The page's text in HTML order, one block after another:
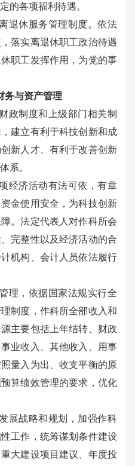
的各项福利待遇。
退休服务管理制度。依法
落实离退休职工政治待遇
职工发挥作用，为党的事
与资产管理
政制度和上级部门相关制
建立有利于科技创新和成
新人才、有利于改善创新
系。
经济活动有法可依，有章
金使用安全，为科技创新
。法定代表人对作科所会
完整性以及经济活动的合
机构、会计人员依法履行
理，依据国家法规实行全
制度，作科所全部收入和
主要包括上年结转、财政
业收入、其他收入、用事
量入为出、收支平衡的原
算绩效管理的要求，优化
展战略和规划，加强作科
工作，统筹谋划条件建设
大建设项目建议、年度投